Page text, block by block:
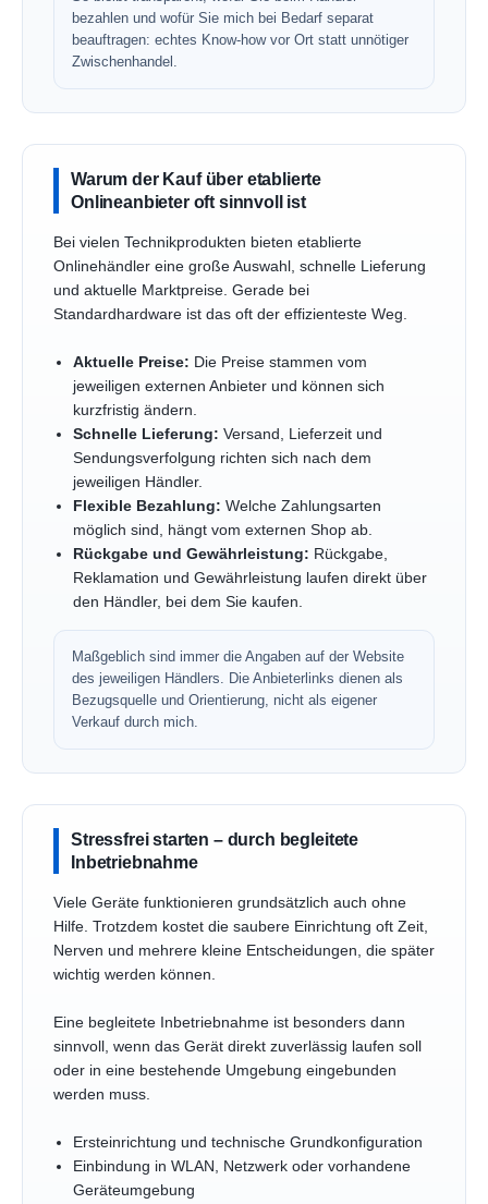
bezahlen und wofür Sie mich bei Bedarf separat
beauftragen: echtes Know-how vor Ort statt unnötiger
Zwischenhandel.
Warum der Kauf über etablierte
Onlineanbieter oft sinnvoll ist
Bei vielen Technikprodukten bieten etablierte
Onlinehändler eine große Auswahl, schnelle Lieferung
und aktuelle Marktpreise. Gerade bei
Standardhardware ist das oft der effizienteste Weg.
Aktuelle Preise: Die Preise stammen vom
jeweiligen externen Anbieter und können sich
kurzfristig ändern.
Schnelle Lieferung: Versand, Lieferzeit und
Sendungsverfolgung richten sich nach dem
jeweiligen Händler.
Flexible Bezahlung: Welche Zahlungsarten
möglich sind, hängt vom externen Shop ab.
Rückgabe und Gewährleistung: Rückgabe,
Reklamation und Gewährleistung laufen direkt über
den Händler, bei dem Sie kaufen.
Maßgeblich sind immer die Angaben auf der Website
des jeweiligen Händlers. Die Anbieterlinks dienen als
Bezugsquelle und Orientierung, nicht als eigener
Verkauf durch mich.
Stressfrei starten – durch begleitete
Inbetriebnahme
Viele Geräte funktionieren grundsätzlich auch ohne
Hilfe. Trotzdem kostet die saubere Einrichtung oft Zeit,
Nerven und mehrere kleine Entscheidungen, die später
wichtig werden können.
Eine begleitete Inbetriebnahme ist besonders dann
sinnvoll, wenn das Gerät direkt zuverlässig laufen soll
oder in eine bestehende Umgebung eingebunden
werden muss.
Ersteinrichtung und technische Grundkonfiguration
Einbindung in WLAN, Netzwerk oder vorhandene
Geräteumgebung